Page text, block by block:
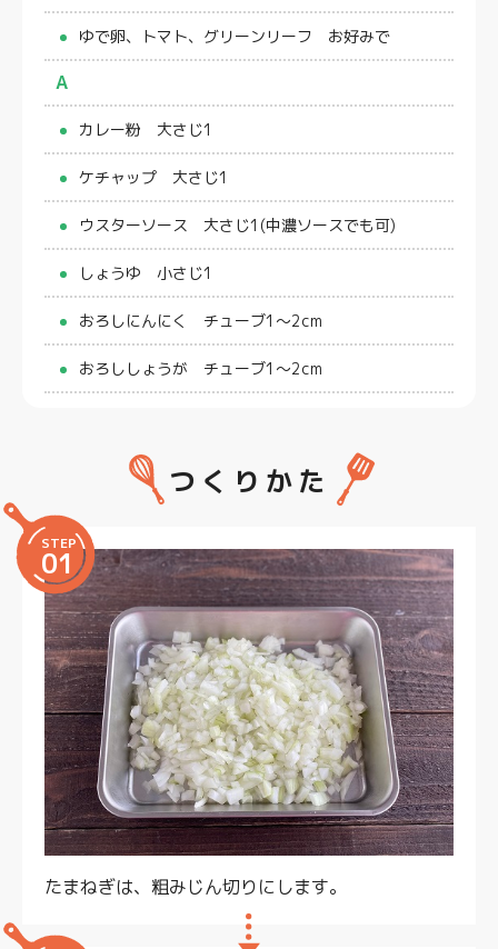
ゆで卵、トマト、グリーンリーフ お好みで
A
カレー粉 大さじ1
ケチャップ 大さじ1
ウスターソース 大さじ1(中濃ソースでも可)
しょうゆ 小さじ1
おろしにんにく チューブ1〜2cm
おろししょうが チューブ1〜2cm
つくりかた
STEP
01
たまねぎは、粗みじん切りにします。